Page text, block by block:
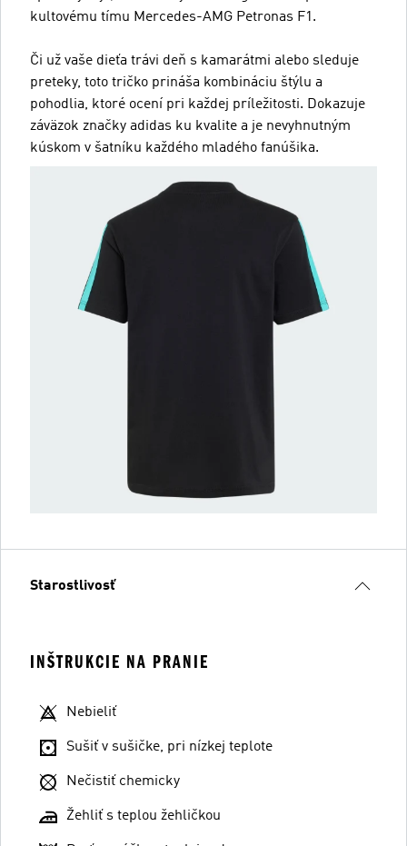
kultovému tímu Mercedes-AMG Petronas F1.
Či už vaše dieťa trávi deň s kamarátmi alebo sleduje
preteky, toto tričko prináša kombináciu štýlu a
pohodlia, ktoré ocení pri každej príležitosti. Dokazuje
záväzok značky adidas ku kvalite a je nevyhnutným
kúskom v šatníku každého mladého fanúšika.
Starostlivosť
INŠTRUKCIE NA PRANIE
Nebieliť
Sušiť v sušičke, pri nízkej teplote
Nečistiť chemicky
Žehliť s teplou žehličkou